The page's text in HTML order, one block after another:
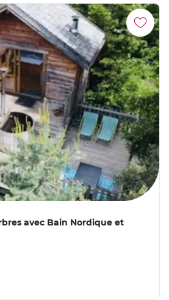
avec Bain Nordique et